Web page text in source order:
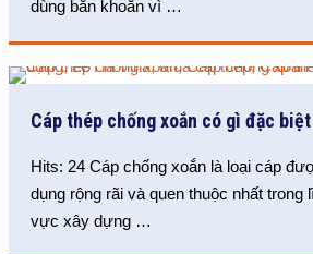
dùng băn khoăn vì …
Cáp thép chống xoắn có gì đặc biệt
Hits: 24 Cáp chống xoắn là loại cáp
dụng rộng rãi và quen thuộc nhất trong
vực xây dựng …